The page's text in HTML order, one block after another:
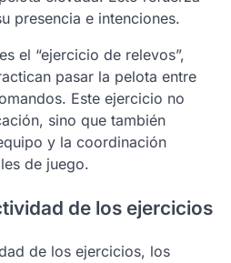
presencia e intenciones.
el “ejercicio de relevos”,
pasar la pelota entre
Este ejercicio no
sino que también
y la coordinación
de juego.
de los ejercicios
de los ejercicios, los